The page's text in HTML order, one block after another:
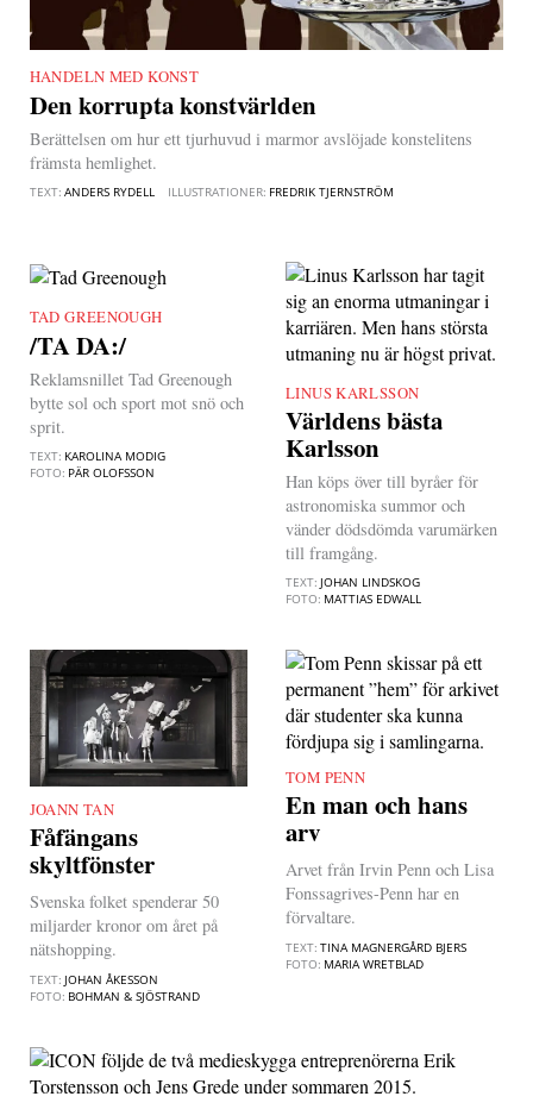
HANDELN MED KONST
Den korrupta konstvärlden
Berättelsen om hur ett tjurhuvud i marmor avslöjade konstelitens
främsta hemlighet.
TEXT:ANDERS RYDELL ILLUSTRATIONER: FREDRIK TJERNSTRÖM
TAD GREENOUGH
/TA DA:/
Reklamsnillet Tad Greenough
bytte sol och sport mot snö och
sprit.
TEXT: KAROLINA MODIG
FOTO: PÄR OLOFSSON
LINUS KARLSSON
Världens bästa
Karlsson
Han köps över till byråer för
astronomiska summor och
vänder dödsdömda varumärken
till framgång.
TEXT: JOHAN LINDSKOG
FOTO: MATTIAS EDWALL
JOANN TAN
Fåfängans
skyltfönster
Svenska folket spenderar 50
miljarder kronor om året på
nätshopping.
TEXT: JOHAN ÅKESSON
FOTO: BOHMAN & SJÖSTRAND
TOM PENN
En man och hans
arv
Arvet från Irvin Penn och Lisa
Fonssagrives-Penn har en
förvaltare.
TEXT:TINA MAGNERGÅRD BJERS
FOTO: MARIA WRETBLAD